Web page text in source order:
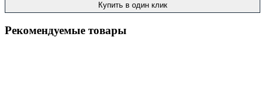
Купить в один клик
Рекомендуемые товары